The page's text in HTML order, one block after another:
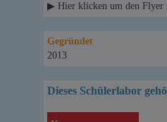
▶ Hier klicken um den Flyer
Gegründet
2013
Dieses Schülerlabor